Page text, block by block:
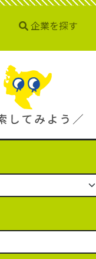
企業を探す